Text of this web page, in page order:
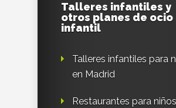
Talleres infantiles y
otros planes de ocio
infantil
Talleres infantiles para
en Madrid
Restaurantes para